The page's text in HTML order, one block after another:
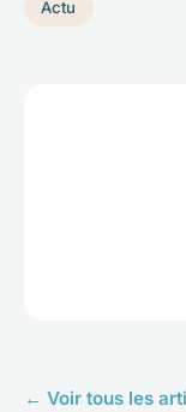
Actu
← Voir tous les